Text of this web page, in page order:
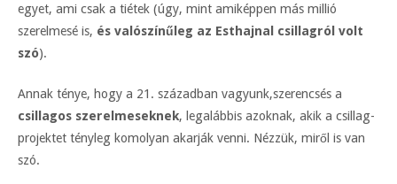
egyet, ami csak a tiétek (úgy, mint amiképpen más millió
szerelmesé is, és valószínűleg az Esthajnal csillagról volt
szó).
Annak ténye, hogy a 21. században vagyunk,szerencsés a
csillagos szerelmeseknek, legalábbis azoknak, akik a csillag-
projektet tényleg komolyan akarják venni. Nézzük, miről is van
szó.